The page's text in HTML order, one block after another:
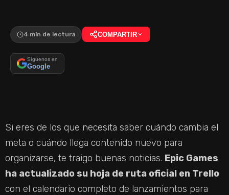
4 min de lectura COMPARTIR
Síguenos en
Google
Si eres de los que necesita saber cuándo cambia el
meta o cuándo llega contenido nuevo para
organizarse, te traigo buenas noticias. Epic Games
ha actualizado su hoja de ruta oficial en Trello
con el calendario completo de lanzamientos para